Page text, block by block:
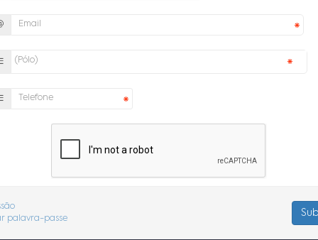
palavra-passe